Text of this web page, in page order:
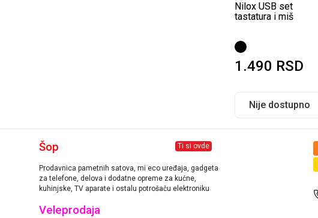
Nilox USB set
tastatura i miš
1.490 RSD
Nije dostupno
Ti si ovde
Šop
Prodavnica pametnih satova, mi eco uređaja, gadgeta
za telefone, delova i dodatne opreme za kućne,
kuhinjske, TV aparate i ostalu potrošaču elektroniku
Veleprodaja